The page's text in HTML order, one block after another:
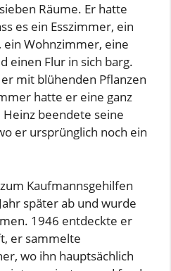
Räume. Er hatte
es ein Esszimmer, ein
ein Wohnzimmer, eine
einen Flur in sich barg.
mit blühenden Pflanzen
hatte er eine ganz
beendete seine
er ursprünglich noch ein
Kaufmannsgehilfen
später ab und wurde
1946 entdeckte er
er sammelte
wo ihn hauptsächlich